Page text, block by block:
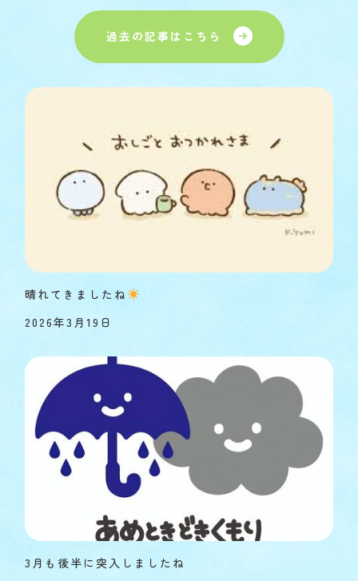
過去の記事はこちら
晴れてきましたね
2026年3月19日
3月も後半に突入しましたね